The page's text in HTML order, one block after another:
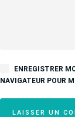
ENREGISTRER
NAVIGATEUR POUR
LAISSER UN